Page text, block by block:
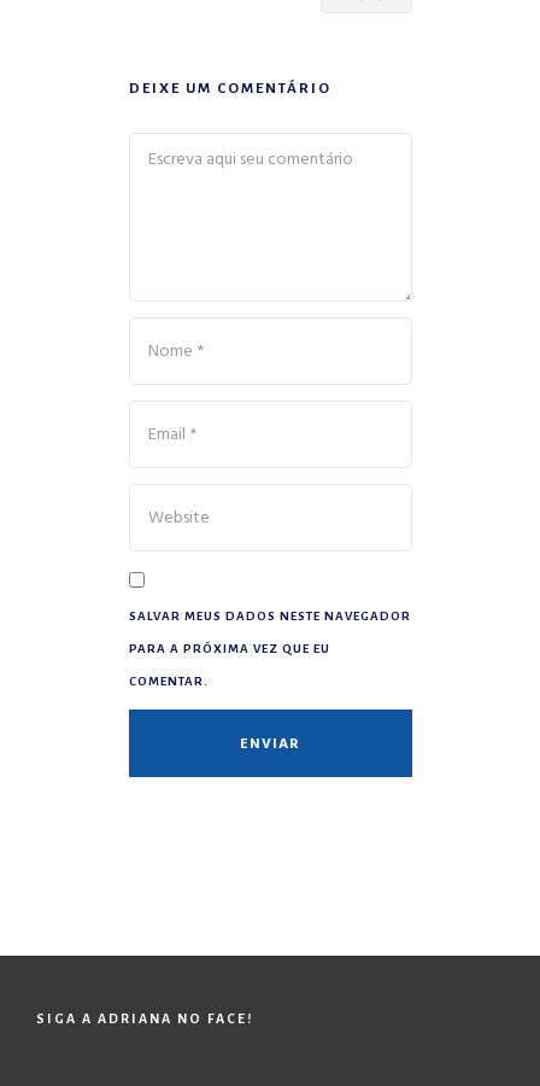
DEIXE UM COMENTÁRIO
SALVAR MEUS DADOS NESTE NAVEGADOR
PARA A PRÓXIMA VEZ QUE EU
COMENTAR.
SIGA A ADRIANA NO FACE!